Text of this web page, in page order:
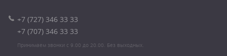
+7 (727) 346 33 33
+7 (707) 346 33 33
Принимаем звонки с 9.00 до 20.00. Без выходных.